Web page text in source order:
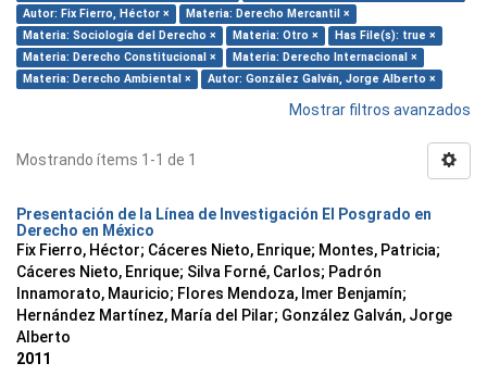
Autor: Fix Fierro, Héctor ×
Materia: Derecho Mercantil ×
Materia: Sociología del Derecho ×
Materia: Otro ×
Has File(s): true ×
Materia: Derecho Constitucional ×
Materia: Derecho Internacional ×
Materia: Derecho Ambiental ×
Autor: González Galván, Jorge Alberto ×
Mostrar filtros avanzados
Mostrando ítems 1-1 de 1
Presentación de la Línea de Investigación El Posgrado en
Derecho en México
Fix Fierro, Héctor; Cáceres Nieto, Enrique; Montes, Patricia;
Cáceres Nieto, Enrique; Silva Forné, Carlos; Padrón
Innamorato, Mauricio; Flores Mendoza, Imer Benjamín;
Hernández Martínez, María del Pilar; González Galván, Jorge
Alberto
2011